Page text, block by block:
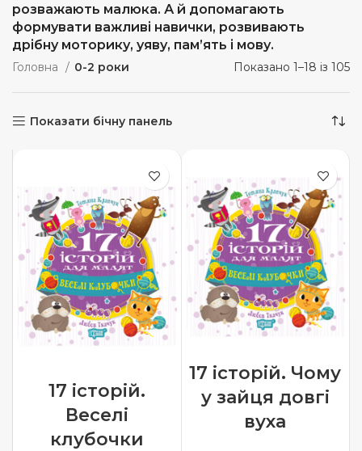
розважають малюка. А й допомагають
формувати важливі навички, розвивають
дрібну моторику, уяву, пам’ять і мову.
Головна 0-2 роки Показано 1–18 із 105
Показати бічну панель
17 історій.
Веселі
клубочки
17 історій. Чому
у зайця довгі
вуха